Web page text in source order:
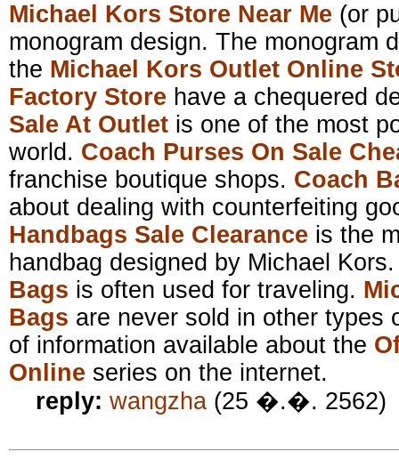
Michael Kors Store Near Me (or
monogram design. The monogram
the Michael Kors Outlet Online
Factory Store have a chequered
Sale At Outlet is one of the most
world. Coach Purses On Sale
franchise boutique shops. Coach
about dealing with counterfeiting
Handbags Sale Clearance is the
handbag designed by Michael
Bags is often used for traveling.
Bags are never sold in other types
of information available about the
Online series on the internet.
reply: wangzha (25 �.�. 2562)